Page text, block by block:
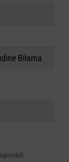
Bilama